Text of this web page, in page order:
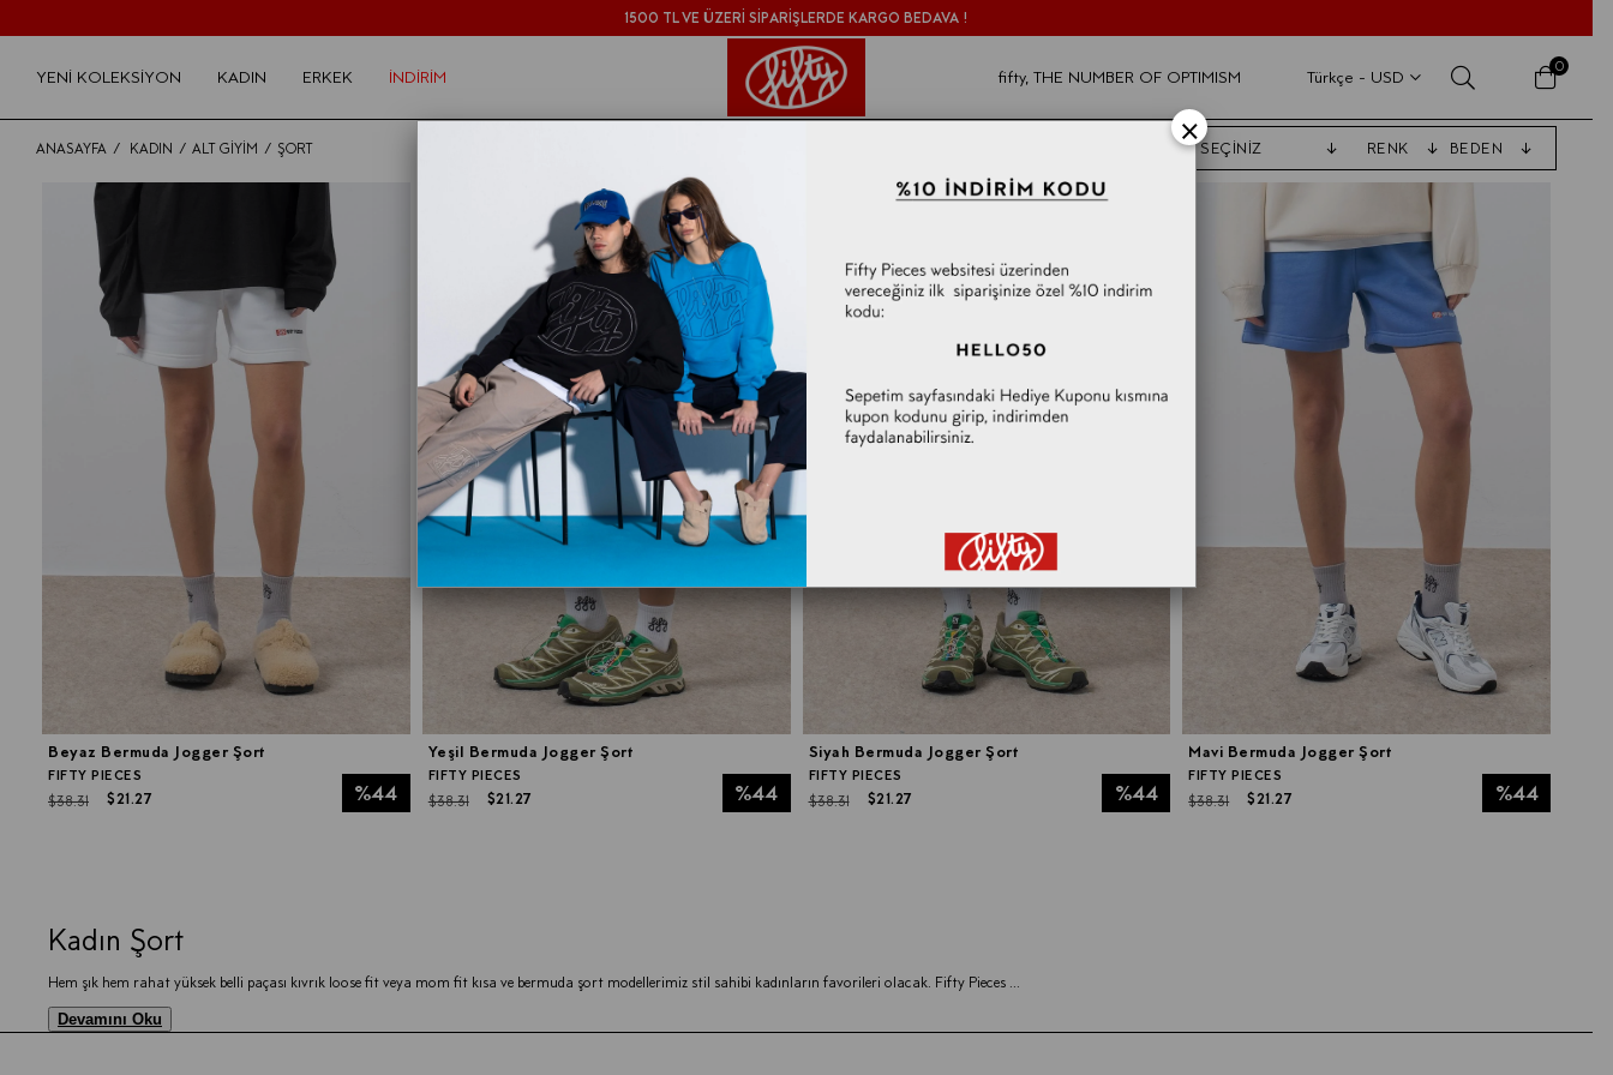
1500 TL VE ÜZERİ SİPARİŞLERDE KARGO BEDAVA !
YENİ KOLEKSİYON KADIN ERKEK İNDİRİM fifty, THE NUMBER OF OPTIMISM Türkçe - USD
0
ANASAYFA KADIN ALT GİYİM ŞORT RENK BEDEN
FIFTY PIECES
Beyaz Bermuda Jogger Şort
$21.27
$38.31 %44
FIFTY PIECES
Yeşil Bermuda Jogger Şort
$21.27
$38.31 %44
FIFTY PIECES
Siyah Bermuda Jogger Şort
$21.27
$38.31 %44
FIFTY PIECES
Mavi Bermuda Jogger Şort
$21.27
$38.31 %44
Kadın Şort
Hem şık hem rahat yüksek belli paçası kıvrık loose fit veya mom fit kısa ve bermuda şort modellerimiz stil sahibi kadınların favorileri olacak. Fifty Pieces
Devamını Oku
×